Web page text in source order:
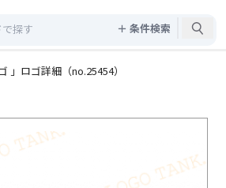
＋ 条件検索
」ロゴ詳細（no.25454）